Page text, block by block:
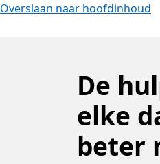
Overslaan naar hoofdinhoud
De
elke
beter